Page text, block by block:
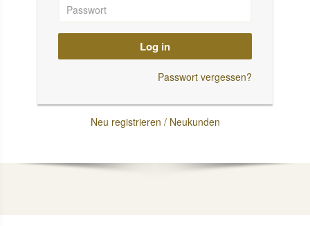
Log in
Passwort vergessen?
Neu registrieren / Neukunden